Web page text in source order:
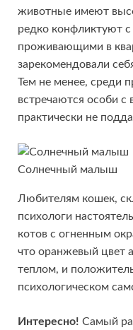
животные имеют
редко конфликтуют
проживающими в
зарекомендовали
Тем не менее, среди
встречаются особи
практически не
Солнечный малыш
Любителям кошек,
психологи
котов с огненным
что оранжевый цвет
теплом, и
психологическом
Интересно! Самый